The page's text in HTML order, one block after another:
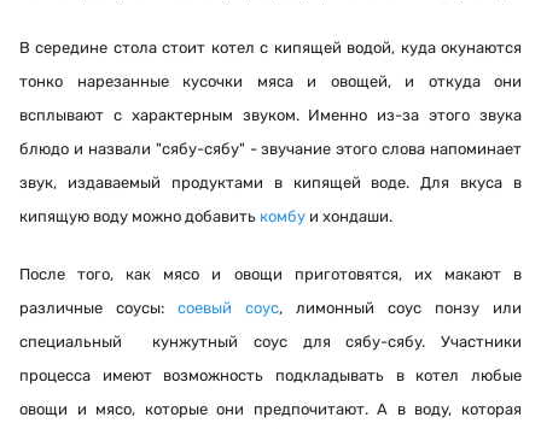
В середине стола стоит котел с кипящей водой, куда окунаются
тонко нарезанные кусочки мяса и овощей, и откуда они
всплывают с характерным звуком. Именно из-за этого звука
блюдо и назвали "сябу-сябу" - звучание этого слова напоминает
звук, издаваемый продуктами в кипящей воде. Для вкуса в
кипящую воду можно добавить комбу и хондаши.
После того, как мясо и овощи приготовятся, их макают в
различные соусы: соевый соус, лимонный соус понзу или
специальный кунжутный соус для сябу-сябу. Участники
процесса имеют возможность подкладывать в котел любые
овощи и мясо, которые они предпочитают. А в воду, которая